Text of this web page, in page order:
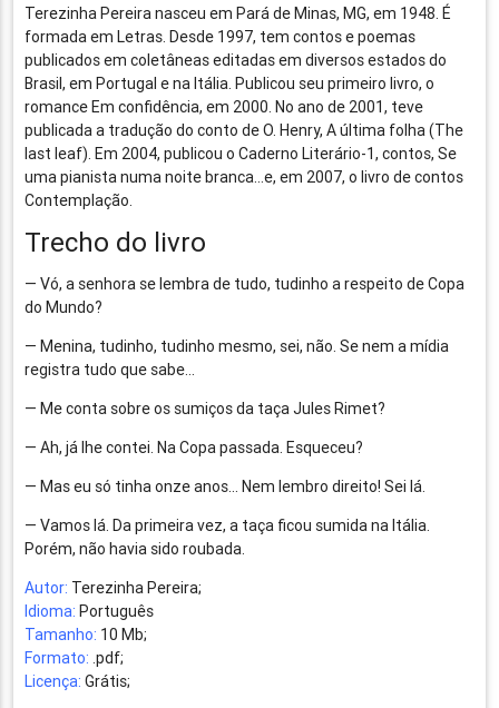
Terezinha Pereira nasceu em Pará de Minas, MG, em 1948. É
formada em Letras. Desde 1997, tem contos e poemas
publicados em coletâneas editadas em diversos estados do
Brasil, em Portugal e na Itália. Publicou seu primeiro livro, o
romance Em confidência, em 2000. No ano de 2001, teve
publicada a tradução do conto de O. Henry, A última folha (The
last leaf). Em 2004, publicou o Caderno Literário-1, contos, Se
uma pianista numa noite branca…e, em 2007, o livro de contos
Contemplação.
Trecho do livro
— Vó, a senhora se lembra de tudo, tudinho a respeito de Copa
do Mundo?
— Menina, tudinho, tudinho mesmo, sei, não. Se nem a mídia
registra tudo que sabe…
— Me conta sobre os sumiços da taça Jules Rimet?
— Ah, já lhe contei. Na Copa passada. Esqueceu?
— Mas eu só tinha onze anos… Nem lembro direito! Sei lá.
— Vamos lá. Da primeira vez, a taça ficou sumida na Itália.
Porém, não havia sido roubada.
Autor: Terezinha Pereira;
Idioma: Português
Tamanho: 10 Mb;
Formato: .pdf;
Licença: Grátis;